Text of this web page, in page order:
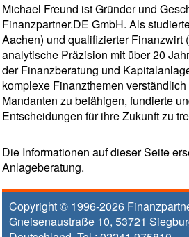
Michael Freund ist Gründer und
Finanzpartner.DE GmbH. Als
Aachen) und qualifizierter Finanzwirt
analytische Präzision mit über 20
der Finanzberatung und
komplexe Finanzthemen
Mandanten zu befähigen, fundierte
Entscheidungen für ihre Zukunft zu
Die Informationen auf dieser Seite
Anlageberatung.
Copyright © 1996-2026
Gneisenaustraße 10, 53721